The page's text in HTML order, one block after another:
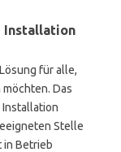
Installation
für alle,
Das
Installation
Stelle
in Betrieb